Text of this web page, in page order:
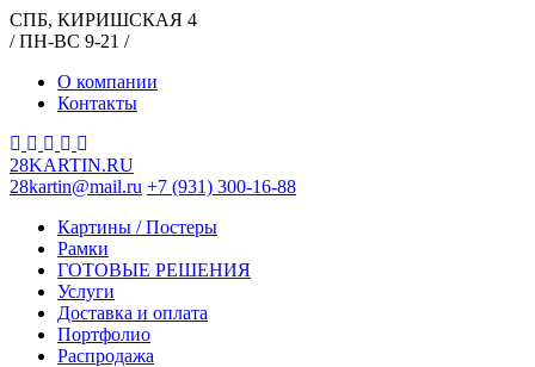
СПБ, КИРИШСКАЯ 4
/ ПН-ВС 9-21 /
О компании
Контакты
28KARTIN.RU
28kartin@mail.ru +7 (931) 300-16-88
Картины / Постеры
Рамки
ГОТОВЫЕ РЕШЕНИЯ
Услуги
Доставка и оплата
Портфолио
Распродажа